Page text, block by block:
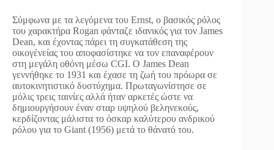
Σύμφωνα με τα λεγόμενα του Ernst, ο βασικός ρόλος
του χαρακτήρα Rogan φάνταζε ιδανικός για τον James
Dean, και έχοντας πάρει τη συγκατάθεση της
οικογένείας του αποφασίστηκε να τον επαναφέρουν
στη μεγάλη οθόνη μέσω CGI. Ο James Dean
γεννήθηκε το 1931 και έχασε τη ζωή του πρόωρα σε
αυτοκινητιστικό δυστύχημα. Πρωταγωνίστησε σε
μόλις τρεις ταινίες αλλά ήταν αρκετές ώστε να
δημιουργήσουν έναν σταρ υψηλού βεληνεκούς,
κερδίζοντας μάλιστα το όσκαρ καλύτερου ανδρικού
ρόλου για το Giant (1956) μετά το θάνατό του.